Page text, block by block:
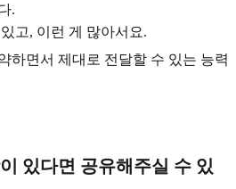
.
고, 이런 게 많아서요.
하면서 제대로 전달할 수 있는 능력
있다면 공유해주실 수 있